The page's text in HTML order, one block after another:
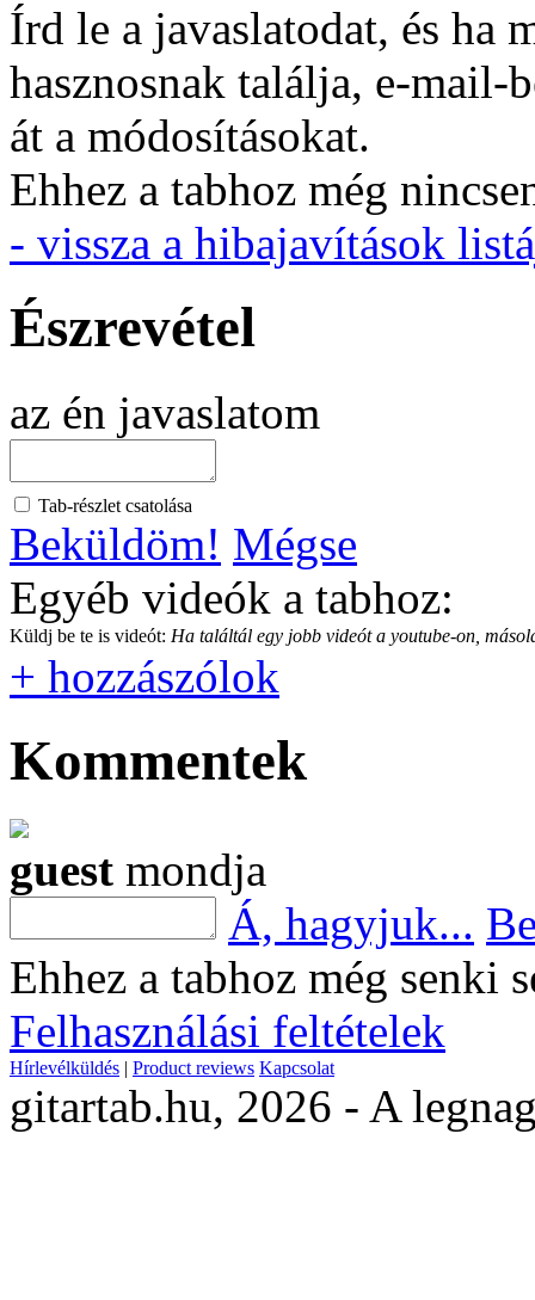
Írd le a javaslatodat, és ha
hasznosnak találja, e-mail-
át a módosításokat.
Ehhez a tabhoz még
- vissza a hibajavítások
Észrevétel
az én javaslatom
Tab-részlet csatolása
Beküldöm! Mégse
Egyéb videók a tabhoz:
Küldj be te is videót: Ha találtál egy jobb videót a youtube-on,
+ hozzászólok
Kommentek
guest mondja
Á, hagyjuk...
Ehhez a tabhoz még senki
Felhasználási feltételek
Hírlevélküldés | Product reviews Kapcsolat
gitartab.hu, 2026 - A